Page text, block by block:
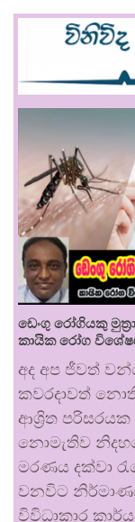
ඩෙංගු රෝගියකු
කායික රෝග
අද අප ජීවත්
කවරදාවත්
ආශ්‍රිත
නොමැතිව
මරණය දක්වා
වනවිට
විවිධාකාර